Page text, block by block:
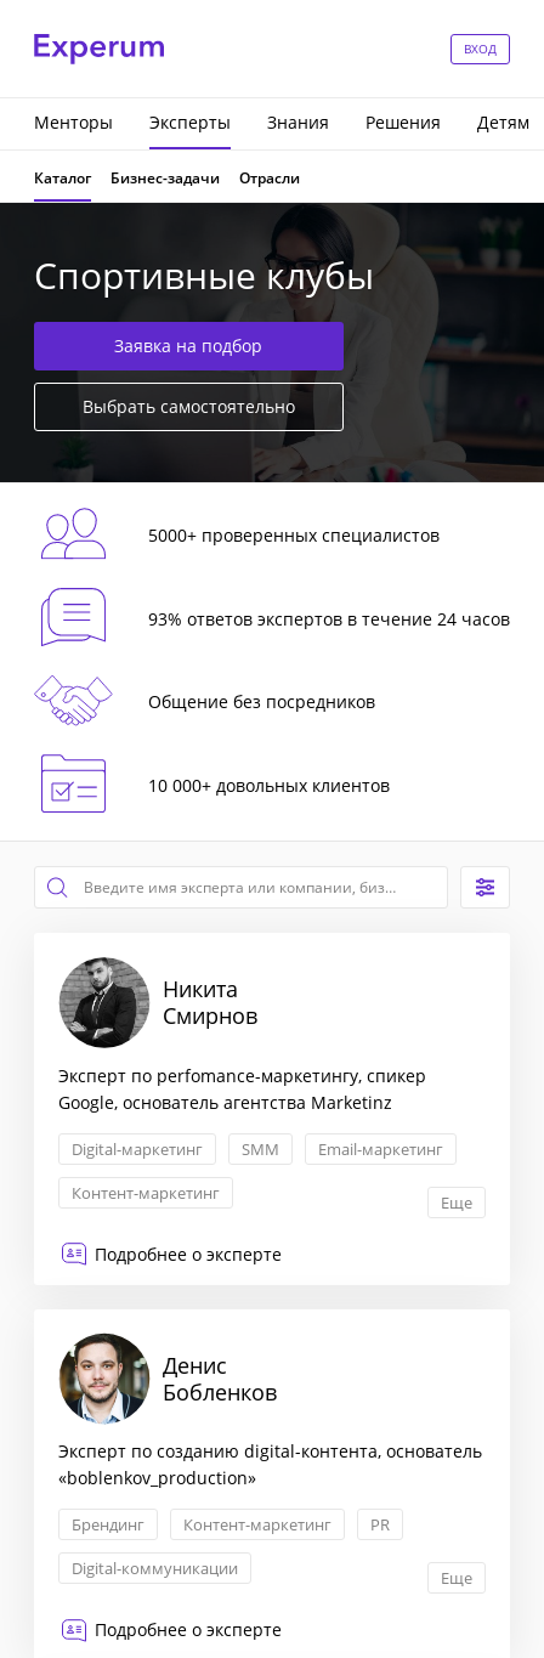
ВХОД
Менторы Эксперты Знания Решения Детям
Каталог Бизнес-задачи Отрасли
Спортивные клубы
Заявка на подбор
Выбрать самостоятельно
5000+ проверенных специалистов
93% ответов экспертов в течение 24 часов
Общение без посредников
10 000+ довольных клиентов
Никита
Смирнов
Эксперт по perfomance-маркетингу, спикер
Google, основатель агентства Marketinz
Digital-маркетинг SMM
Email-маркетинг
Контент-маркетинг
Еще
Подробнее о эксперте
Денис
Бобленков
Эксперт по созданию digital-контента, основатель
«boblenkov_production»
Брендинг Контент-маркетинг
PR
Digital-коммуникации
Еще
Подробнее о эксперте